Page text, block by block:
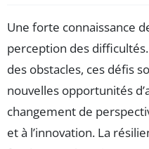
Une forte connaissance
perception des
des obstacles, ces défis
nouvelles opportunités
changement de
et à l’innovation. La